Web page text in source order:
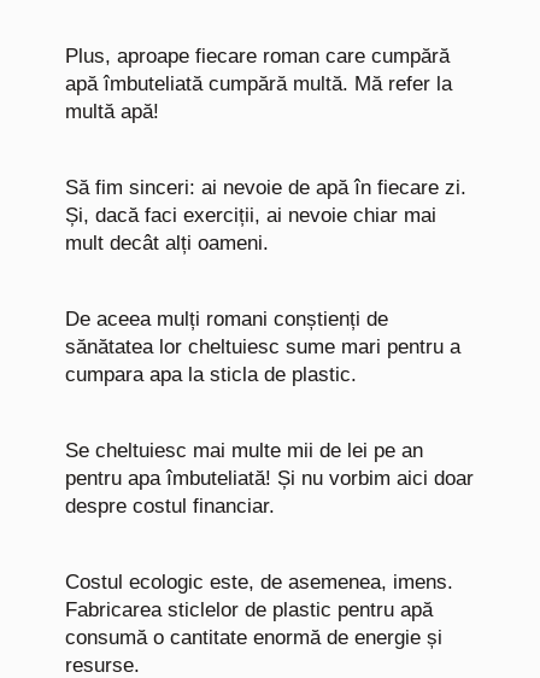
Plus, aproape fiecare roman care cumpără
apă îmbuteliată cumpără multă. Mă refer la
multă apă!
Să fim sinceri: ai nevoie de apă în fiecare zi.
Și, dacă faci exerciții, ai nevoie chiar mai
mult decât alți oameni.
De aceea mulți romani conștienți de
sănătatea lor cheltuiesc sume mari pentru a
cumpara apa la sticla de plastic.
Se cheltuiesc mai multe mii de lei pe an
pentru apa îmbuteliată! Și nu vorbim aici doar
despre costul financiar.
Costul ecologic este, de asemenea, imens.
Fabricarea sticlelor de plastic pentru apă
consumă o cantitate enormă de energie și
resurse.